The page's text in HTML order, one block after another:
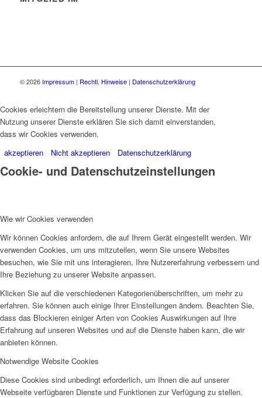
© 2026 Impressum| Rechtl. Hinweise| Datenschutzerklärung
Cookies erleichtern die Bereitstellung unserer Dienste. Mit der
Nutzung unserer Dienste erklären Sie sich damit einverstanden,
dass wir Cookies verwenden.
akzeptieren
Nicht akzeptieren Datenschutzerklärung
Cookie- und Datenschutzeinstellungen
Wie wir Cookies verwenden
Wir können Cookies anfordern, die auf Ihrem Gerät eingestellt werden. Wir
verwenden Cookies, um uns mitzuteilen, wenn Sie unsere Websites
besuchen, wie Sie mit uns interagieren, Ihre Nutzererfahrung verbessern und
Ihre Beziehung zu unserer Website anpassen.
Klicken Sie auf die verschiedenen Kategorienüberschriften, um mehr zu
erfahren. Sie können auch einige Ihrer Einstellungen ändern. Beachten Sie,
dass das Blockieren einiger Arten von Cookies Auswirkungen auf Ihre
Erfahrung auf unseren Websites und auf die Dienste haben kann, die wir
anbieten können.
Notwendige Website Cookies
Diese Cookies sind unbedingt erforderlich, um Ihnen die auf unserer
Webseite verfügbaren Dienste und Funktionen zur Verfügung zu stellen.